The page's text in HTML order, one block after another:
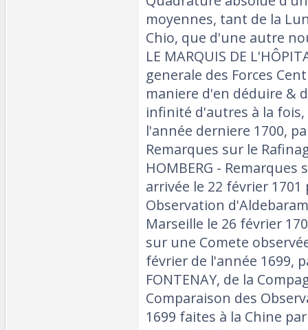
moyennes, tant de la
Chio, que d'une autre
LE MARQUIS DE
generale des Forces
maniere d'en déduire &
infinité d'autres à la
l'année derniere 1700,
Remarques sur le
HOMBERG - Remarques
arrivée le 22 février 1701
Observation
Marseille le 26 février
sur une Comete
février de l'année 1699,
FONTENAY, de la
Comparaison des
1699 faites à la Chine